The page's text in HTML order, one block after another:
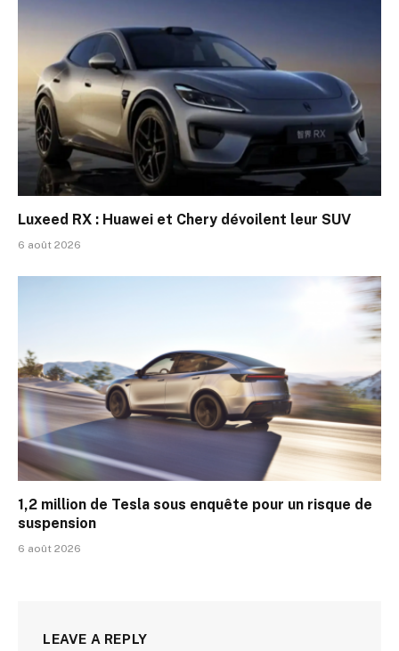
Luxeed RX : Huawei et Chery dévoilent leur SUV
6 août 2026
1,2 million de Tesla sous enquête pour un risque de
suspension
6 août 2026
LEAVE A REPLY